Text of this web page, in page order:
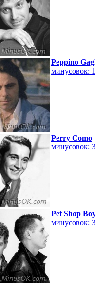
Peppino
минусовок: 1
Perry Como
минусовок: 3
Pet Shop
минусовок: 3